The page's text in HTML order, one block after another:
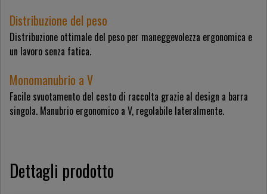
Distribuzione del peso
Distribuzione ottimale del peso per maneggevolezza ergonomica e
un lavoro senza fatica.
Monomanubrio a V
Facile svuotamento del cesto di raccolta grazie al design a barra
singola. Manubrio ergonomico a V, regolabile lateralmente.
Dettagli prodotto